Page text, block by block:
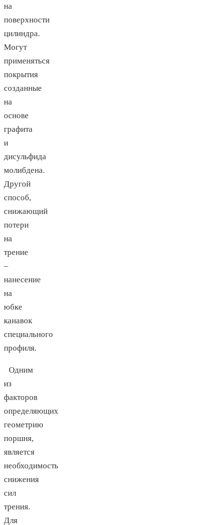
на
поверхности
цилиндра.
Могут
применяться
покрытия
созданные
на
основе
графита
и
дисульфида
молибдена.
Другой
способ,
снижающий
потери
на
трение
–
нанесение
на
юбке
канавок
специального
профиля.
Одним
из
факторов
определяющих
геометрию
поршня,
является
необходимость
снижения
сил
трения.
Для